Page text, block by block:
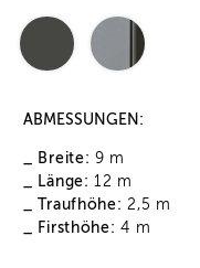
ABMESSUNGEN:
_ Breite: 9 m
_ Länge: 12 m
_ Traufhöhe: 2,5 m
_ Firsthöhe: 4 m